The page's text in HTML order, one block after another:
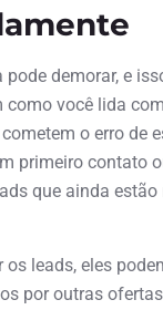
pode demorar, e
como você lida
o erro de
primeiro contato
que ainda estão
os leads, eles
por outras